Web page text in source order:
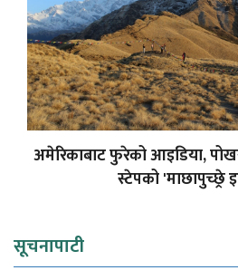
अमेरिकाबाट फुरेको आइडिया,
स्टेपको 'माछापुच्छ्रे
सूचनापाटी